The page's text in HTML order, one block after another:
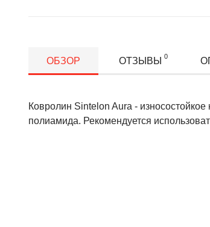
ОБЗОР ОТЗЫВЫ 0
Ковролин Sintelon Aura -
полиамида. Рекомендуется